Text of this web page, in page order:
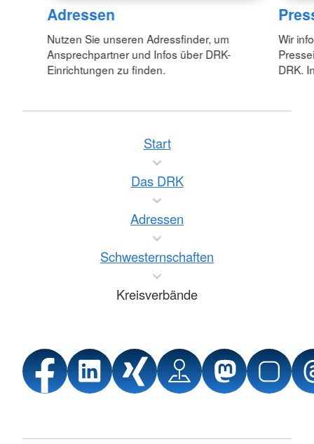
Adressen
Nutzen Sie unseren Adressfinder, um
Ansprechpartner und Infos über DRK-
Einrichtungen zu finden.
Wir
DRK.
Start
Das DRK
Adressen
Schwesternschaften
Kreisverbände